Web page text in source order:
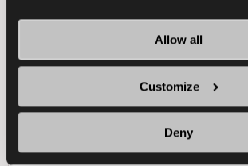
Allow all
Customize
Deny
COMPETUS
+
Défier l'hiver - Une conduite
SUV